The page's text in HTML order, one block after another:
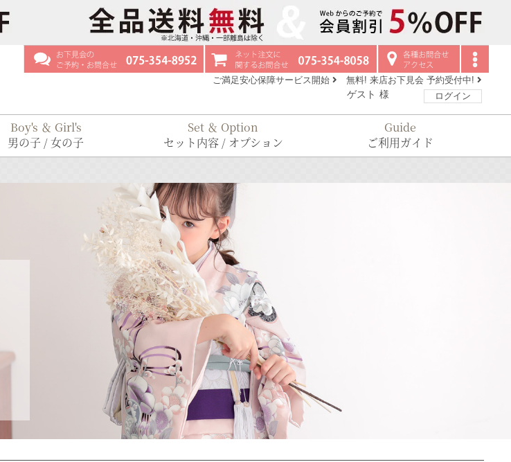
ご満足安心保障サービス開始 無料! 来店お下見会 予約受付中!
ゲスト 様 ログイン
Boy's ＆ Girl's
男の子 / 女の子
Set ＆ Option
セット内容 / オプション
Guide
ご利用ガイド